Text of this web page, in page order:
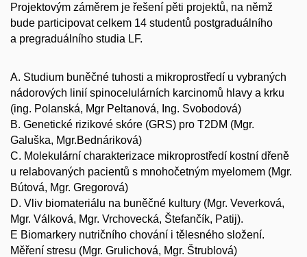
Projektovým záměrem je řešení pěti projektů, na němž
bude participovat celkem 14 studentů postgraduálního
a pregraduálního studia LF.
A. Studium buněčné tuhosti a mikroprostředí u vybraných
nádorových linií spinocelulárních karcinomů hlavy a krku
(ing. Polanská, Mgr Peltanová, Ing. Svobodová)
B. Genetické rizikové skóre (GRS) pro T2DM (Mgr.
Galuška, Mgr.Bednáriková)
C. Molekulární charakterizace mikroprostředí kostní dřeně
u relabovaných pacientů s mnohočetným myelomem (Mgr.
Bútová, Mgr. Gregorová)
D. Vliv biomateriálu na buněčné kultury (Mgr. Veverková,
Mgr. Válková, Mgr. Vrchovecká, Štefančík, Patij).
E Biomarkery nutričního chování i tělesného složení.
Měření stresu (Mgr. Grulichová, Mgr. Štrublová)